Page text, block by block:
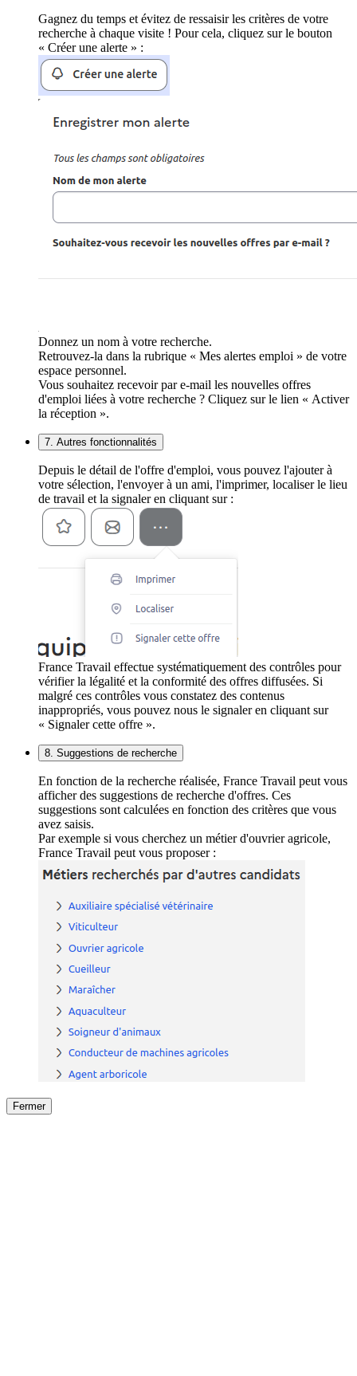
Gagnez du temps et évitez de ressaisir les critères de votre
recherche à chaque visite ! Pour cela, cliquez sur le bouton
« Créer une alerte » :
Donnez un nom à votre recherche.
Retrouvez-la dans la rubrique « Mes alertes emploi » de votre
espace personnel.
Vous souhaitez recevoir par e-mail les nouvelles offres
d'emploi liées à votre recherche ? Cliquez sur le lien « Activer
la réception ».
7. Autres fonctionnalités
Depuis le détail de l'offre d'emploi, vous pouvez l'ajouter à
votre sélection, l'envoyer à un ami, l'imprimer, localiser le lieu
de travail et la signaler en cliquant sur :
France Travail effectue systématiquement des contrôles pour
vérifier la légalité et la conformité des offres diffusées. Si
malgré ces contrôles vous constatez des contenus
inappropriés, vous pouvez nous le signaler en cliquant sur
« Signaler cette offre ».
8. Suggestions de recherche
En fonction de la recherche réalisée, France Travail peut vous
afficher des suggestions de recherche d'offres. Ces
suggestions sont calculées en fonction des critères que vous
avez saisis.
Par exemple si vous cherchez un métier d'ouvrier agricole,
France Travail peut vous proposer :
Fermer